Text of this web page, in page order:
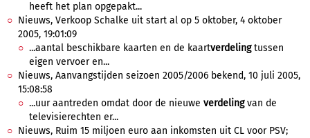
heeft het plan opgepakt...
Nieuws, Verkoop Schalke uit start al op 5 oktober, 4 oktober
2005, 19:01:09
...aantal beschikbare kaarten en de kaartverdelingtussen
eigen vervoer en...
Nieuws, Aanvangstijden seizoen 2005/2006 bekend, 10 juli 2005,
15:08:58
...uur aantreden omdat door de nieuwe verdelingvan de
televisierechten er...
Nieuws, Ruim 15 miljoen euro aan inkomsten uit CL voor PSV;